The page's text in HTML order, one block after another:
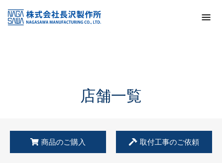
KSS加盟店・取扱店情報
店舗一覧
店舗一覧
商品のご購入 取付工事のご依頼